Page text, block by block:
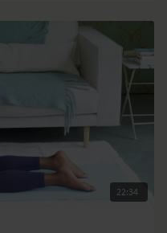
22:34